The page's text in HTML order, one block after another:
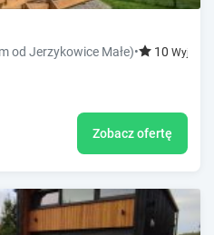
od Jerzykowice Małe)• 10
Zobacz ofertę